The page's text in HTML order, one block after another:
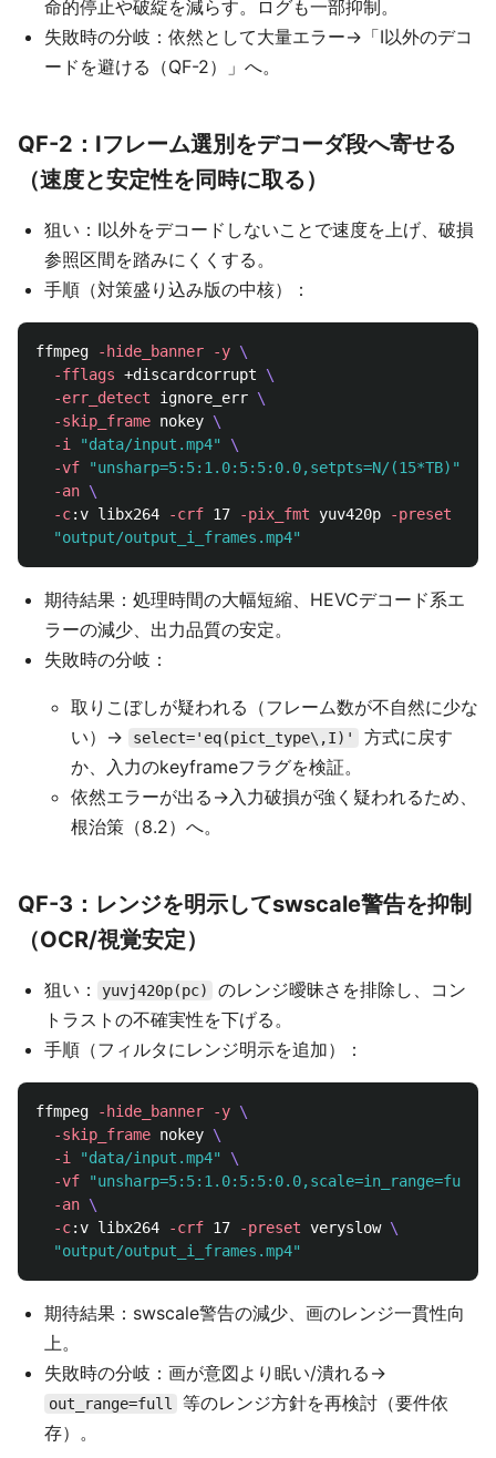
命的停止や破綻を減らす。ログも一部抑制。
失敗時の分岐：依然として大量エラー→「I以外のデコ
ードを避ける（QF-2）」へ。
QF-2：Iフレーム選別をデコーダ段へ寄せる
（速度と安定性を同時に取る）
狙い：I以外をデコードしないことで速度を上げ、破損
参照区間を踏みにくくする。
手順（対策盛り込み版の中核）：
ffmpeg -hide_banner -y \
-fflags +discardcorrupt \
-err_detect ignore_err \
-skip_frame nokey \
-i
"data/input.mp4"
\
-vf
"unsharp=5:5:1.0:5:5:0.0,setpts=N/(15*TB)"
-an \
-c:v libx264 -crf 17 -pix_fmt yuv420p -preset
"output/output_i_frames.mp4"
期待結果：処理時間の大幅短縮、HEVCデコード系エ
ラーの減少、出力品質の安定。
失敗時の分岐：
取りこぼしが疑われる（フレーム数が不自然に少な
い）→
select='eq(pict_type\,I)'
方式に戻す
か、入力のkeyframeフラグを検証。
依然エラーが出る→入力破損が強く疑われるため、
根治策（8.2）へ。
QF-3：レンジを明示してswscale警告を抑制
（OCR/視覚安定）
狙い： yuvj420p(pc)
のレンジ曖昧さを排除し、コン
トラストの不確実性を下げる。
手順（フィルタにレンジ明示を追加）：
ffmpeg -hide_banner -y \
-skip_frame nokey \
-i
"data/input.mp4"
\
-vf
-an \
-c:v libx264 -crf 17 -preset veryslow \
"output/output_i_frames.mp4"
期待結果：swscale警告の減少、画のレンジ一貫性向
上。
失敗時の分岐：画が意図より眠い/潰れる→
out_range=full
等のレンジ方針を再検討（要件依
存）。